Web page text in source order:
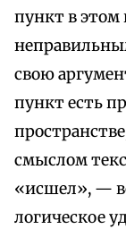
пункт в этом
свою
пункт есть
смыслом
«исшел», —
логическое